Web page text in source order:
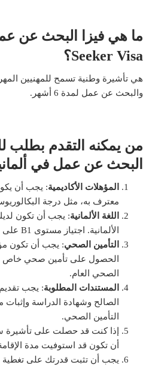
Seeker Visa؟
هي تأشيرة وطنية تسمح للمهنيين
والبحث عن عمل لمدة 6 أشهر.
من يمكنه التقدم بطلب
البحث عن عمل في
المؤهلات الأكاديمية: يجب أن
معترف به، مثل درجة
اللغة الألمانية: يجب أن تكون
الألمانية. اجتياز مستوى B1 على الأقل في اختبار اللغة.
التأمين الصحي: يجب أن تكون
الحصول على تأمين صحي خاص أو
الصحي العام.
المستندات المطلوبة: يجب
الصالح وشهادة الدراسة وإثبات
التأمين الصحي.
إذا كنت قد حصلت على
أن تكون قد استوفيت مدة
يجب أن تثبت قدرتك على تغطية